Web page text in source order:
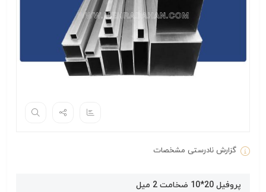
گزارش نادرستی مشخصات
پروفیل 20*10 ضخامت 2 میل